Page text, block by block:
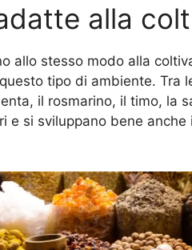
alla
allo stesso modo alla
tipo di ambiente. Tra
il rosmarino, il timo, la
e si sviluppano bene